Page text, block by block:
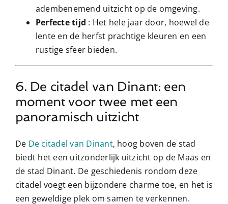
adembenemend uitzicht op de omgeving.
Perfecte tijd : Het hele jaar door, hoewel de
lente en de herfst prachtige kleuren en een
rustige sfeer bieden.
6. De citadel van Dinant: een
moment voor twee met een
panoramisch uitzicht
De De citadel van Dinant, hoog boven de stad
biedt het een uitzonderlijk uitzicht op de Maas en
de stad Dinant. De geschiedenis rondom deze
citadel voegt een bijzondere charme toe, en het is
een geweldige plek om samen te verkennen.